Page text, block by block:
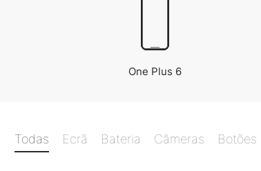
One Plus 6
Todas Ecrã Bateria Câmeras Botões